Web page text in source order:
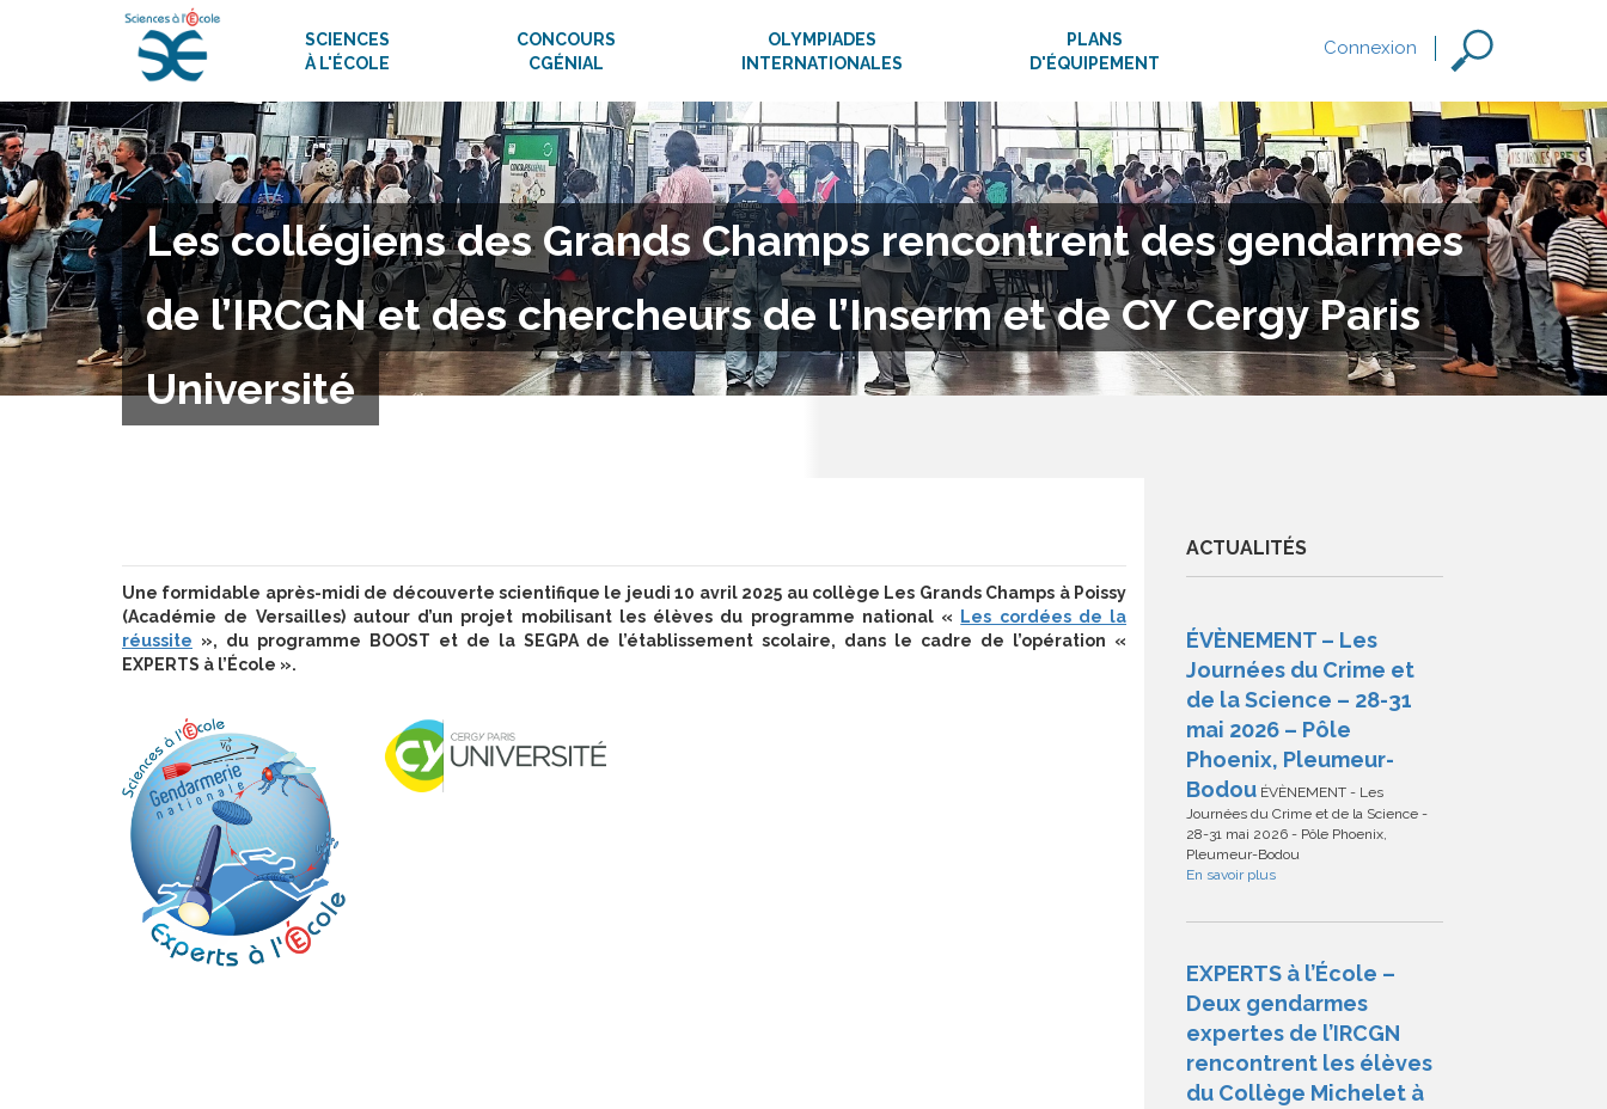
SCIENCES
À L'ÉCOLE
CONCOURS
CGÉNIAL
OLYMPIADES
INTERNATIONALES
PLANS
D'ÉQUIPEMENT
Connexion
Les collégiens des Grands Champs rencontrent des gendarmes
de l’IRCGN et des chercheurs de l’Inserm et de CY Cergy Paris
Université
Une formidable après-midi de découverte scientifique le jeudi 10 avril 2025 au collège Les Grands Champs à Poissy
(Académie de Versailles) autour d’un projet mobilisant les élèves du programme national «
Les cordées de la
réussite », du programme BOOST et de la SEGPA de l’établissement scolaire, dans le cadre de l’opération «
EXPERTS à l’École ».
ACTUALITÉS
ÉVÈNEMENT – Les
Journées du Crime et
de la Science – 28-31
mai 2026 – Pôle
Phoenix, Pleumeur-
Bodou ÉVÈNEMENT - Les
Journées du Crime et de la Science -
28-31 mai 2026 - Pôle Phoenix,
Pleumeur-Bodou
En savoir plus
EXPERTS à l’École –
Deux gendarmes
expertes de l’IRCGN
rencontrent les élèves
du Collège Michelet à